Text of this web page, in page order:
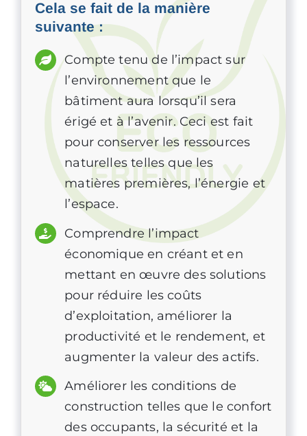
Cela se fait de la manière
suivante :
Compte tenu de l’impact sur
l’environnement que le
bâtiment aura lorsqu’il sera
érigé et à l’avenir. Ceci est fait
pour conserver les ressources
naturelles telles que les
matières premières, l’énergie et
l’espace.
Comprendre l’impact
économique en créant et en
mettant en œuvre des solutions
pour réduire les coûts
d’exploitation, améliorer la
productivité et le rendement, et
augmenter la valeur des actifs.
Améliorer les conditions de
construction telles que le confort
des occupants, la sécurité et la